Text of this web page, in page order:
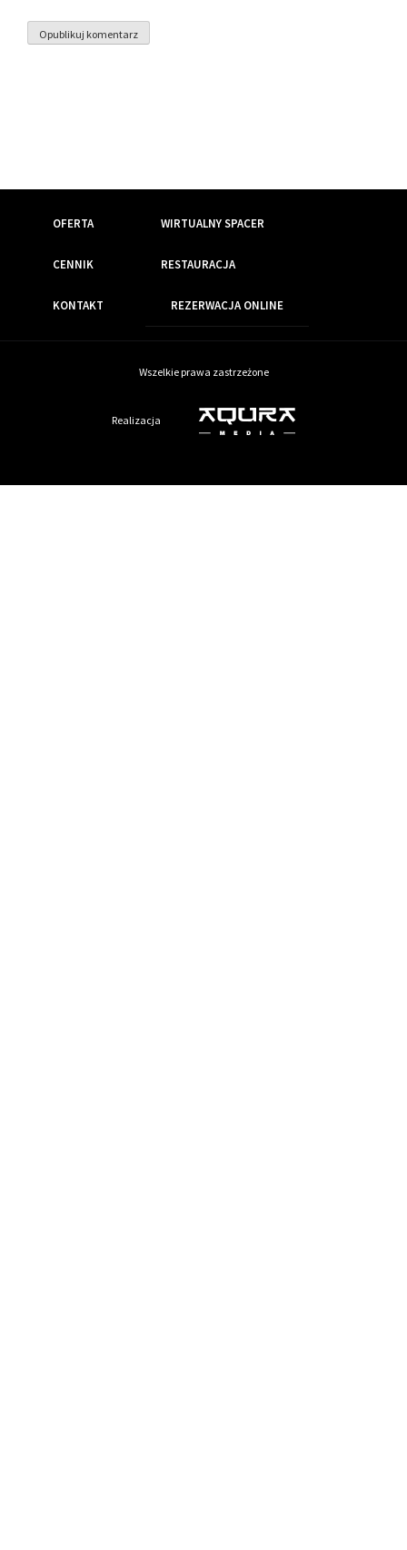
OFERTA WIRTUALNY SPACER
CENNIK RESTAURACJA
KONTAKT REZERWACJA ONLINE
Wszelkie prawa zastrzeżone
Realizacja